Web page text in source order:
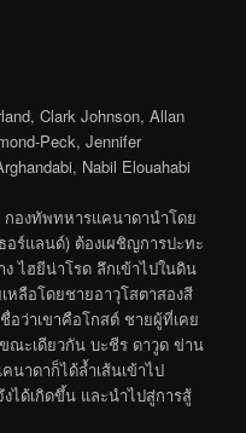
Clark Johnson, Allan
Peck, Jennifer
Nabil Elouahabi
องทัพทหารแคนาดานำโดย
ร์แลนด์) ต้องเผชิญการปะทะ
ไฮยีน่าโรด ลึกเข้าไปในดิน
หลือโดยชายอาวุโสตาสองสี
อว่าเขาคือโกสต์ ชายผู้ที่เคย
ณะเดียวกัน บะชีร ดาวูด ข่าน
นาดาก็ได้ล้ำเส้นเข้าไป
ได้เกิดขึ้น และนำไปสู่การสู้